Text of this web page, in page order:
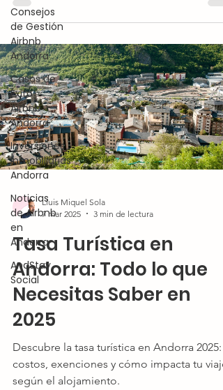
Consejos
de Gestión
Airbnb
Andorra
Casos de
Éxito
Airbnb
Andorra
Inversiones
Inmobiliarias
Andorra
Noticias
de Airbnb
en
Andorra
AndStay
Social
Lluis Miquel Sola
7 mar 2025
3 min de lectura
Tasa Turística en
Andorra: Todo lo que
Necesitas Saber en
2025
Descubre la tasa turística en Andorra 2025:
costos, exenciones y cómo impacta tu viaje
según el alojamiento.